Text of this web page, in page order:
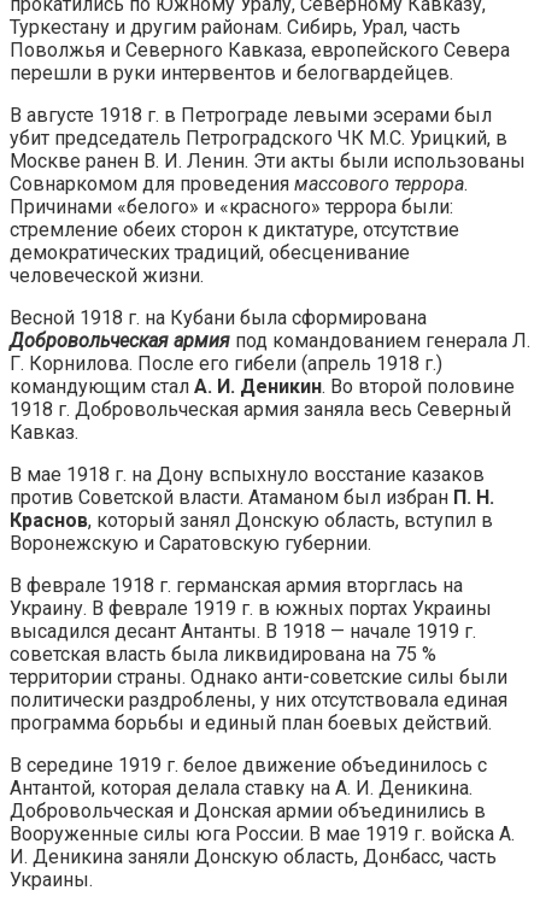
Туркестану и другим районам. Сибирь, Урал, часть
Поволжья и Северного Кавказа, европейского Севера
перешли в руки интервентов и белогвардейцев.
В августе 1918 г. в Петрограде левыми эсерами был
убит председатель Петроградского ЧК М.С. Урицкий, в
Москве ранен В. И. Ленин. Эти акты были использованы
Совнаркомом для проведения массового террора.
Причинами «белого» и «красного» террора были:
стремление обеих сторон к диктатуре, отсутствие
демократических традиций, обесценивание
человеческой жизни.
Весной 1918 г. на Кубани была сформирована
Добровольческая армия под командованием генерала Л.
Г. Корнилова. После его гибели (апрель 1918 г.)
командующим стал А. И. Деникин. Во второй половине
1918 г. Добровольческая армия заняла весь Северный
Кавказ.
В мае 1918 г. на Дону вспыхнуло восстание казаков
против Советской власти. Атаманом был избран П. Н.
Краснов, который занял Донскую область, вступил в
Воронежскую и Саратовскую губернии.
В феврале 1918 г. германская армия вторглась на
Украину. В феврале 1919 г. в южных портах Украины
высадился десант Антанты. В 1918 — начале 1919 г.
советская власть была ликвидирована на 75 %
территории страны. Однако анти-советские силы были
политически раздроблены, у них отсутствовала единая
программа борьбы и единый план боевых действий.
В середине 1919 г. белое движение объединилось с
Антантой, которая делала ставку на А. И. Деникина.
Добровольческая и Донская армии объединились в
Вооруженные силы юга России. В мае 1919 г. войска А.
И. Деникина заняли Донскую область, Донбасс, часть
Украины.